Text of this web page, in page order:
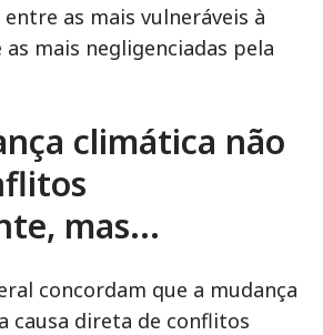
as mais vulneráveis à
mais negligenciadas pela
climática não
mas...
concordam que a mudança
causa direta de conflitos